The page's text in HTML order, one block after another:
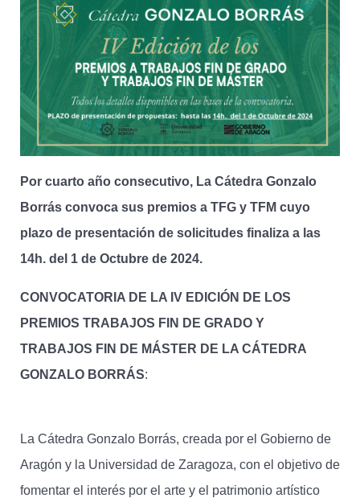
Por cuarto año consecutivo, La Cátedra Gonzalo
Borrás convoca sus premios a TFG y TFM cuyo
plazo de presentación de solicitudes finaliza a las
14h. del 1 de Octubre de 2024.
CONVOCATORIA DE LA IV EDICIÓN DE LOS
PREMIOS TRABAJOS FIN DE GRADO Y
TRABAJOS FIN DE MÁSTER DE LA CÁTEDRA
GONZALO BORRÁS:
La Cátedra Gonzalo Borrás, creada por el Gobierno de
Aragón y la Universidad de Zaragoza, con el objetivo de
fomentar el interés por el arte y el patrimonio artístico